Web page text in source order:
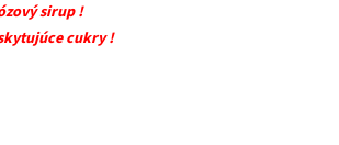
sirup !
cukry !